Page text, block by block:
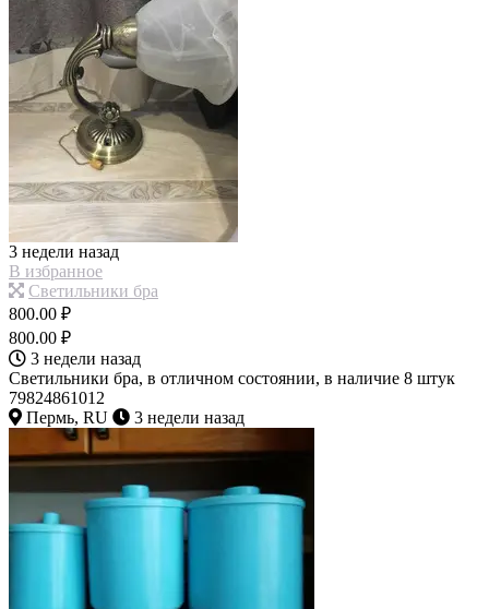
3 недели назад
В избранное
Светильники бра
800.00 ₽
800.00 ₽
3 недели назад
Светильники бра, в отличном состоянии, в наличие 8 штук
79824861012
Пермь, RU
3 недели назад